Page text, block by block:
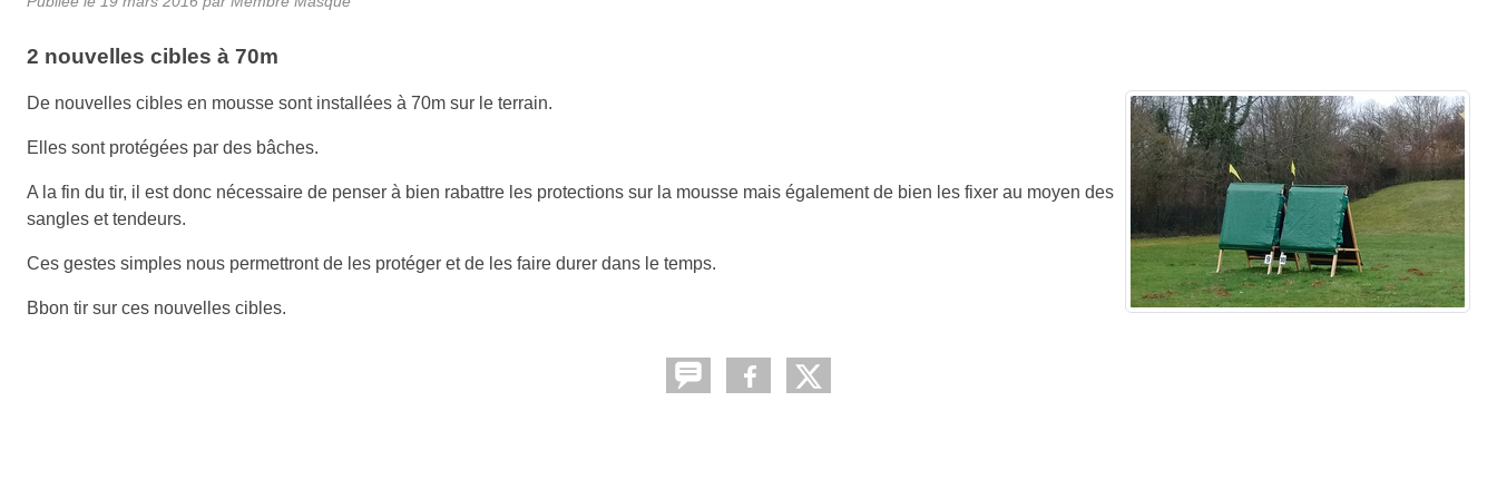
2 nouvelles cibles à 70m
De nouvelles cibles en mousse sont installées à 70m sur le terrain.
Elles sont protégées par des bâches.
A la fin du tir, il est donc nécessaire de penser à bien rabattre les protections sur la mousse mais également de bien les fixer au moyen des
sangles et tendeurs.
Ces gestes simples nous permettront de les protéger et de les faire durer dans le temps.
Bbon tir sur ces nouvelles cibles.